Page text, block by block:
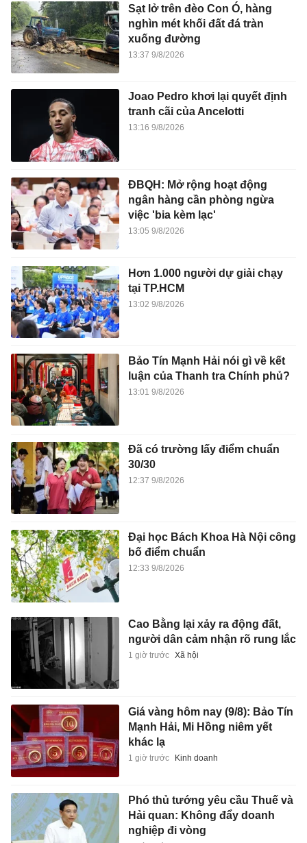
Sạt lở trên đèo Con Ó, hàng
nghìn mét khối đất đá tràn
xuống đường
13:37 9/8/2026
Joao Pedro khơi lại quyết định
tranh cãi của Ancelotti
13:16 9/8/2026
ĐBQH: Mở rộng hoạt động
ngân hàng cần phòng ngừa
việc 'bia kèm lạc'
13:05 9/8/2026
Hơn 1.000 người dự giải chạy
tại TP.HCM
13:02 9/8/2026
Bảo Tín Mạnh Hải nói gì về kết
luận của Thanh tra Chính phủ?
13:01 9/8/2026
Đã có trường lấy điểm chuẩn
30/30
12:37 9/8/2026
Đại học Bách Khoa Hà Nội công
bố điểm chuẩn
12:33 9/8/2026
Cao Bằng lại xảy ra động đất,
người dân cảm nhận rõ rung lắc
1 giờ trước Xã hội
Giá vàng hôm nay (9/8): Bảo Tín
Mạnh Hải, Mi Hồng niêm yết
khác lạ
1 giờ trước Kinh doanh
Phó thủ tướng yêu cầu Thuế và
Hải quan: Không đẩy doanh
nghiệp đi vòng